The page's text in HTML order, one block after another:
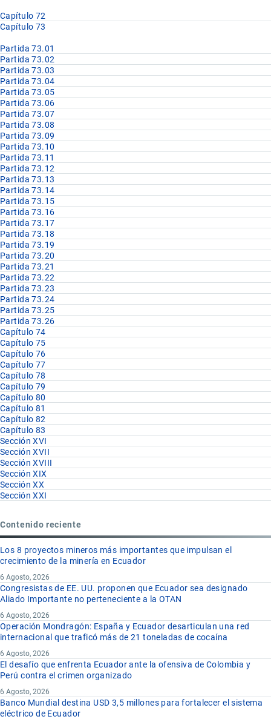
Capítulo 72
Capítulo 73
Partida 73.01
Partida 73.02
Partida 73.03
Partida 73.04
Partida 73.05
Partida 73.06
Partida 73.07
Partida 73.08
Partida 73.09
Partida 73.10
Partida 73.11
Partida 73.12
Partida 73.13
Partida 73.14
Partida 73.15
Partida 73.16
Partida 73.17
Partida 73.18
Partida 73.19
Partida 73.20
Partida 73.21
Partida 73.22
Partida 73.23
Partida 73.24
Partida 73.25
Partida 73.26
Capítulo 74
Capítulo 75
Capítulo 76
Capítulo 77
Capítulo 78
Capítulo 79
Capítulo 80
Capítulo 81
Capítulo 82
Capítulo 83
Sección XVI
Sección XVII
Sección XVIII
Sección XIX
Sección XX
Sección XXI
Contenido reciente
Los 8 proyectos mineros más importantes que impulsan el
crecimiento de la minería en Ecuador
6 Agosto, 2026
Congresistas de EE. UU. proponen que Ecuador sea designado
Aliado Importante no perteneciente a la OTAN
6 Agosto, 2026
Operación Mondragón: España y Ecuador desarticulan una red
internacional que traficó más de 21 toneladas de cocaína
6 Agosto, 2026
El desafío que enfrenta Ecuador ante la ofensiva de Colombia y
Perú contra el crimen organizado
6 Agosto, 2026
Banco Mundial destina USD 3,5 millones para fortalecer el sistema
eléctrico de Ecuador